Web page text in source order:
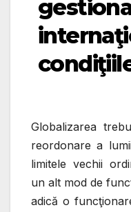
Globalizarea
reordonare a
limitele vechii
un alt mod de
adică o